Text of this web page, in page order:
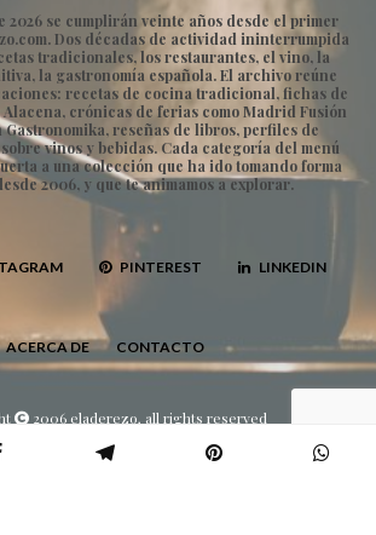
2026 se cumplirán veinte años desde el primer
Dos décadas de actividad ininterrumpida
tradicionales, los restaurantes, el vino, la
la gastronomía española. El archivo reúne
recetas de cocina tradicional, fichas de
crónicas de ferias como Madrid Fusión
Gastronomika, reseñas de libros, perfiles de
vinos y bebidas. Cada categoría del menú
a una colección que ha ido tomando forma
2006, y que te animamos a explorar.
PINTEREST LINKEDIN
ACERCA DE CONTACTO
2006 eladerezo, all rights reserved